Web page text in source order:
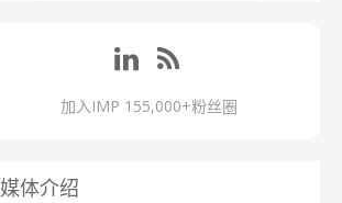
加入IMP 155,000+粉丝圈
媒体介绍